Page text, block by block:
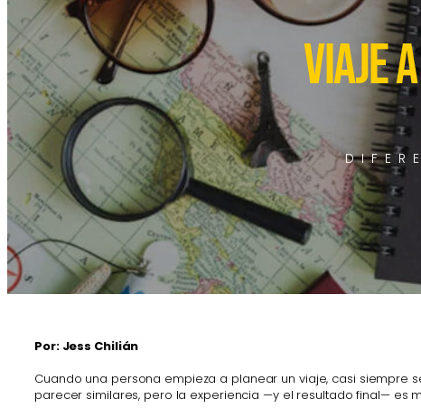
VIAJE
Por: Jess Chilián
Cuando una persona empieza a planear un viaje, casi siempre
parecer similares, pero la experiencia —y el resultado final— es